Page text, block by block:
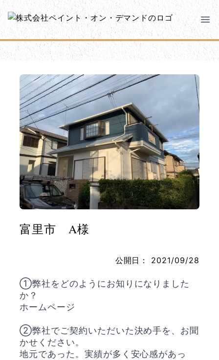
メインコンテンツにスキップ
株式会社ペイント・オン・デマンド
千葉の外壁塗装・屋根塗装なら創業100年の安心 ペイン
株式会社ペイント・オン・デマンド
モバイルメニュー
PODのまちづくり 安心の取り組み
ご相談と流れ よくあるご質問
PODについて
お問い合わせ
富里市 A様
公開日： 2021/09/28
①弊社をどのようにお知りになりました
か？
ホームページ
②弊社でご契約いただいた決め手を、お聞
かせください。
地元であった。実績が多く安心感があっ